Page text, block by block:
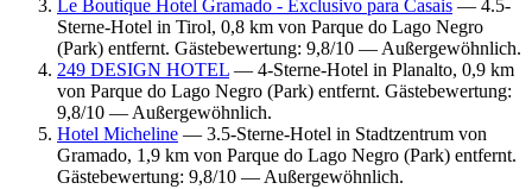
Le Boutique Hotel Gramado - Exclusivo para Casais — 4.5-
Sterne-Hotel in Tirol, 0,8 km von Parque do Lago Negro
(Park) entfernt. Gästebewertung: 9,8/10 — Außergewöhnlich.
249 DESIGN HOTEL — 4-Sterne-Hotel in Planalto, 0,9 km
von Parque do Lago Negro (Park) entfernt. Gästebewertung:
9,8/10 — Außergewöhnlich.
Hotel Micheline — 3.5-Sterne-Hotel in Stadtzentrum von
Gramado, 1,9 km von Parque do Lago Negro (Park) entfernt.
Gästebewertung: 9,8/10 — Außergewöhnlich.